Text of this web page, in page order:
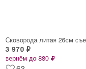
3 970 ₽
вернём до 880 ₽